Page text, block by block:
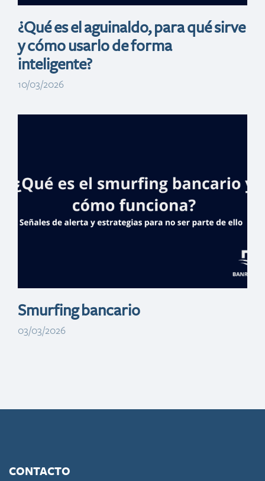
¿Qué es el aguinaldo, para qué sirve
y cómo usarlo de forma
inteligente?
10/03/2026
Smurfing bancario
03/03/2026
CONTACTO